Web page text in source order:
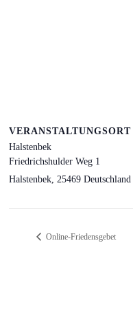
VERANSTALTUNGSORT
Halstenbek
Friedrichshulder Weg 1
Halstenbek, 25469 Deutschland
Online-Friedensgebet